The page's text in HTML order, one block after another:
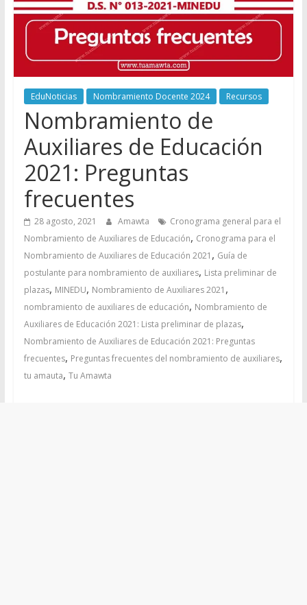
EduNoticias Nombramiento Docente 2024 Recursos
Nombramiento de
Auxiliares de Educación
2021: Preguntas
frecuentes
28 agosto, 2021 Amawta
Cronograma general para el
Nombramiento de Auxiliares de Educación, Cronograma para el
Nombramiento de Auxiliares de Educación 2021 , Guía de
postulante para nombramiento de auxiliares, Lista preliminar de
plazas, MINEDU, Nombramiento de Auxiliares 2021 ,
nombramiento de auxiliares de educación, Nombramiento de
Auxiliares de Educación 2021: Lista preliminar de plazas,
Nombramiento de Auxiliares de Educación 2021: Preguntas
frecuentes, Preguntas frecuentes del nombramiento de auxiliares,
tu amauta, Tu Amawta